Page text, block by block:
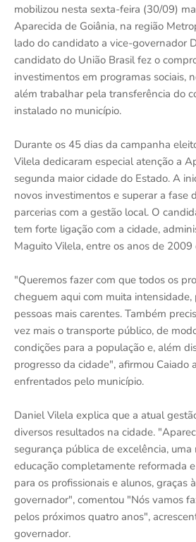
mobilizou nesta sexta-feira (30/09)
Aparecida de Goiânia, na região
lado do candidato a vice-governador
candidato do União Brasil fez o
investimentos em programas sociais,
além trabalhar pela transferência do
instalado no município.
Durante os 45 dias da campanha
Vilela dedicaram especial atenção a
segunda maior cidade do Estado. A
novos investimentos e superar a fase
parcerias com a gestão local. O
tem forte ligação com a cidade,
Maguito Vilela, entre os anos de 2009
"Queremos fazer com que todos os
cheguem aqui com muita
pessoas mais carentes. Também
vez mais o transporte público, de
condições para a população e, além
progresso da cidade", afirmou Caiado
enfrentados pelo município.
Daniel Vilela explica que a atual
diversos resultados na cidade.
segurança pública de excelência,
educação completamente reformada
para os profissionais e alunos, graças
governador", comentou "Nós vamos
pelos próximos quatro anos",
governador.